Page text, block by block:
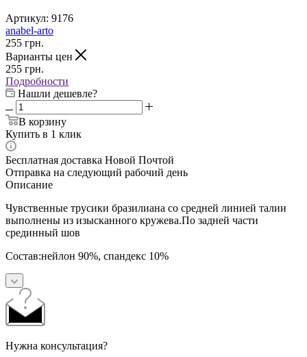
Артикул: 9176
anabel-arto
255 грн.
Варианты цен
255 грн.
Подробности
Нашли дешевле?
В корзину
Купить в 1 клик
Бесплатная доставка Новой Почтой
Отправка на следующий рабочий день
Описание
Чувственные трусики бразилиана со средней линией талии
выполнены из изысканного кружева.По задней части
срединный шов
Состав:нейлон 90%, спандекс 10%
Нужна консультация?